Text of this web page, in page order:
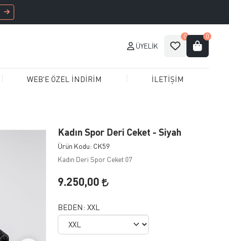
ÜYELIK
0 0
WEB'E ÖZEL İNDİRİM İLETİŞİM
Kadın Spor Deri Ceket - Siyah
Ürün Kodu: CK59
Kadın Deri Spor Ceket 07
9.250,00
BEDEN: XXL